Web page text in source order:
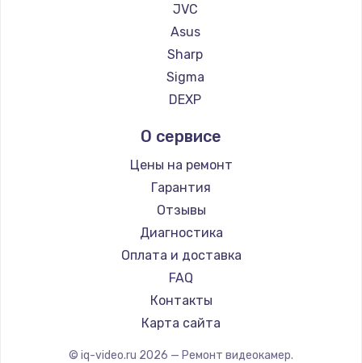
Установка драйверов
875 руб.
Заказать
Замена вебкамеры
1490 руб.
Заказать
Увеличение оперативной памяти
1100 руб.
Заказать
Ремонт дисковода
1400 руб.
Заказать
JVC
Asus
Sharp
Sigma
DEXP
О сервисе
Цены на ремонт
Гарантия
Отзывы
Диагностика
Оплата и доставка
FAQ
Контакты
Карта сайта
© iq-video.ru 2026 — Ремонт видеокамер.